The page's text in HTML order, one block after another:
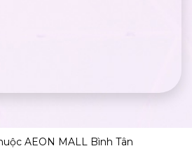
AEON MALL Bình Tân